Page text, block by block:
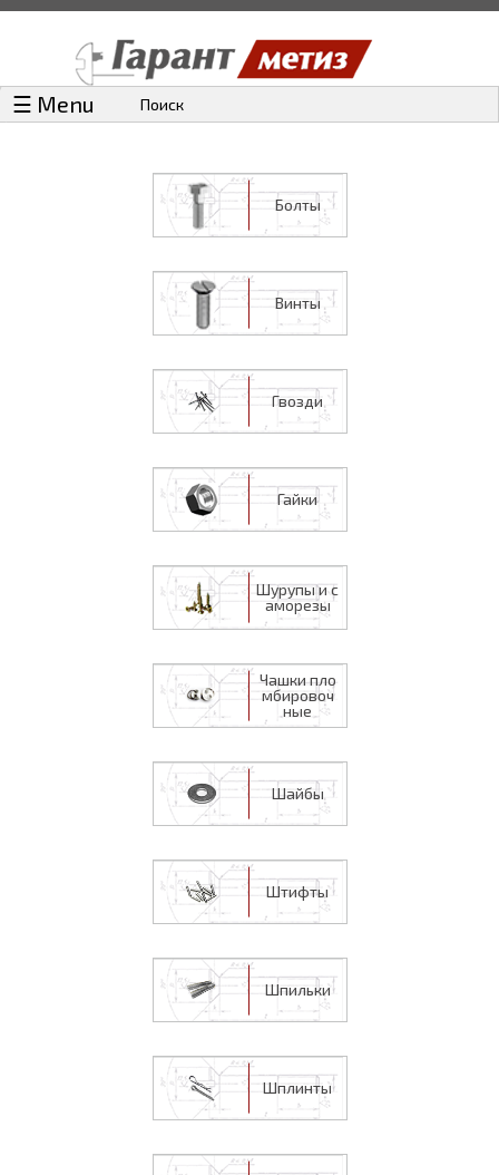
☰ Menu Поиск
Болты
Винты
Гвозди
Гайки
Шурупы и с
аморезы
Чашки пло
мбировоч
ные
Шайбы
Штифты
Шпильки
Шплинты